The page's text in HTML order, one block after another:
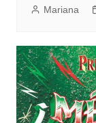
Mariana